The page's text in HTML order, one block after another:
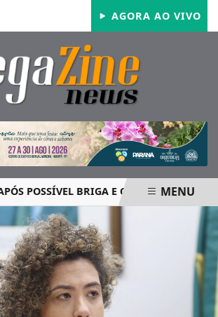
AGORA AO VIVO
BRIGA E CASO GRAVEMENU